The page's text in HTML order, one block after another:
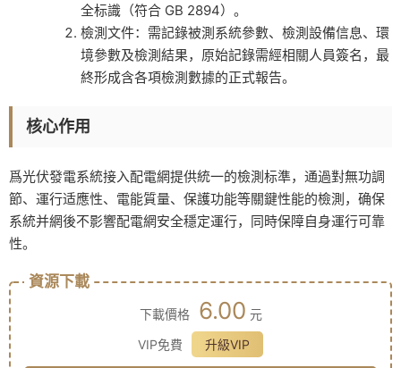
全标識（符合 GB 2894）。
檢測文件：需記錄被測系統參數、檢測設備信息、環
境參數及檢測結果，原始記錄需經相關人員簽名，最
終形成含各項檢測數據的正式報告。
核心作用
爲光伏發電系統接入配電網提供統一的檢測标準，通過對無功調
節、運行适應性、電能質量、保護功能等關鍵性能的檢測，确保
系統并網後不影響配電網安全穩定運行，同時保障自身運行可靠
性。
資源下載
下載價格 6.00 元
VIP免費
升級VIP